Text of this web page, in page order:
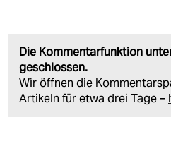
Die Kommentarfunktion
geschlossen.
Wir öffnen die
Artikeln für etwa drei Tage –